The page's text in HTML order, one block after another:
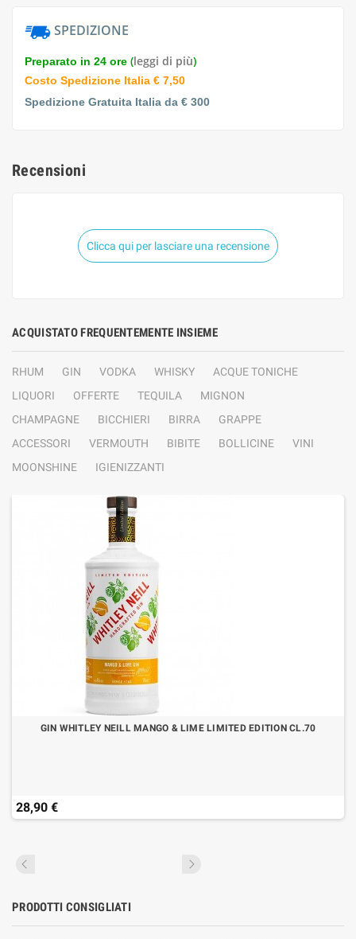
SPEDIZIONE
Preparato in 24 ore (leggi di più)
Costo Spedizione Italia € 7,50
Spedizione Gratuita Italia da € 300
Recensioni
Clicca qui per lasciare una recensione
ACQUISTATO FREQUENTEMENTE INSIEME
RHUM GIN VODKA WHISKY
ACQUE TONICHE
LIQUORI
OFFERTE TEQUILA
MIGNON
CHAMPAGNE
BICCHIERI BIRRA
GRAPPE
ACCESSORI
VERMOUTH BIBITE BOLLICINE
VINI
MOONSHINE
IGIENIZZANTI
GIN WHITLEY NEILL MANGO & LIME LIMITED EDITION CL.70
28,90 €
PRODOTTI CONSIGLIATI